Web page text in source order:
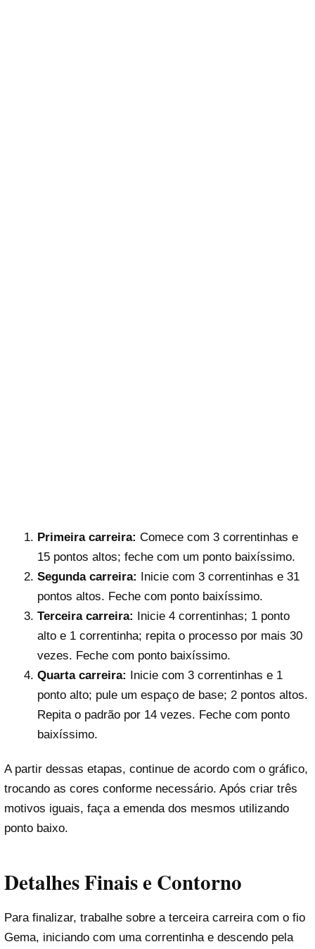
Primeira carreira: Comece com 3 correntinhas e
15 pontos altos; feche com um ponto baixíssimo.
Segunda carreira: Inicie com 3 correntinhas e 31
pontos altos. Feche com ponto baixíssimo.
Terceira carreira: Inicie 4 correntinhas; 1 ponto
alto e 1 correntinha; repita o processo por mais 30
vezes. Feche com ponto baixíssimo.
Quarta carreira: Inicie com 3 correntinhas e 1
ponto alto; pule um espaço de base; 2 pontos altos.
Repita o padrão por 14 vezes. Feche com ponto
baixíssimo.
A partir dessas etapas, continue de acordo com o gráfico,
trocando as cores conforme necessário. Após criar três
motivos iguais, faça a emenda dos mesmos utilizando
ponto baixo.
Detalhes Finais e Contorno
Para finalizar, trabalhe sobre a terceira carreira com o fio
Gema, iniciando com uma correntinha e descendo pela